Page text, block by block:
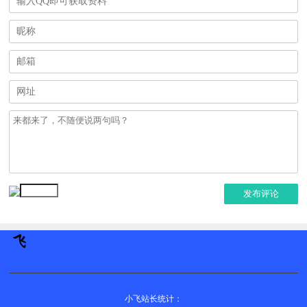
发布评论
小飞站长统计：